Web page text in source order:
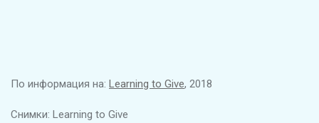
По информация на: Learning to Give, 2018
Снимки: Learning to Give